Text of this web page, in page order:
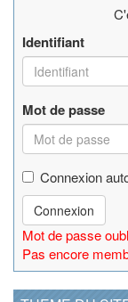
Identifiant
Mot de passe
Connexion
Connexion
Mot de passe
Pas encore